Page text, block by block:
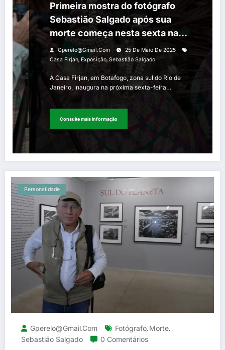
Primeira mostra do fotógrafo
Sebastião Salgado após sua
morte começa nesta sexta na
Casa Firjan
Gperelo@gmail.com
25 De Maio De 2025
Casa Firjan, Exposição, Sebastião Salgado
A Casa Firjan, em Botafogo, zona sul do Rio de
Janeiro, inaugura na próxima sexta-feira…
Consulte mais informação
Personalidade
Gperelo@gmail.com Fotógrafo, Morte,
Sebastião Salgado
0 Comentários